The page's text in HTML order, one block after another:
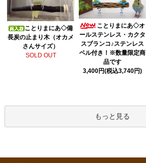
ことりまにあ◇備
長炭の止まり木（オカメ
さんサイズ）
SOLD OUT
ことりまにあ◇オ
ールステンレス・カクタ
スブランコ♪ステンレス
ベル付き！※数量限定商
品です
3,400円(税込3,740円)
もっと見る